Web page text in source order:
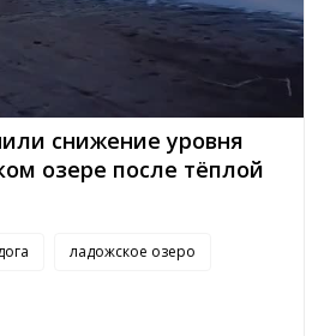
снижение уровня
озере после тёплой
ладожское озеро